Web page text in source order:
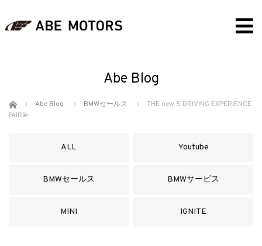
Abe Blog
ホーム Abe Blog BMWセールス
THE new 5 DRIVING EXPERIENCE
FAIR💫
ALL Youtube
BMWセールス BMWサービス
MINI IGNITE